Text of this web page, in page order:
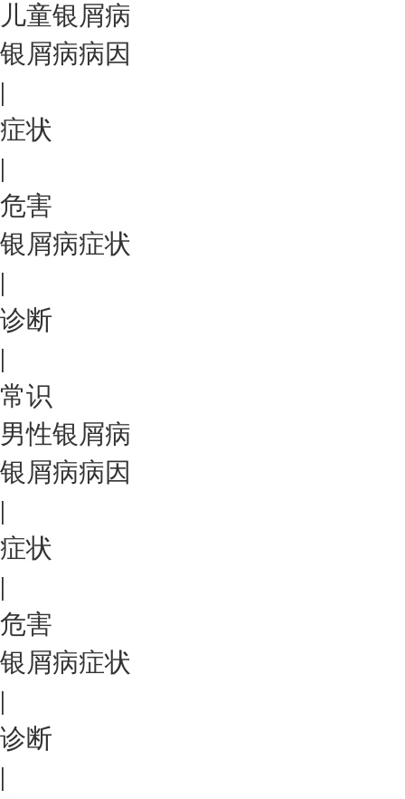
儿童银屑病
银屑病病因
|
症状
|
危害
银屑病症状
|
诊断
|
常识
男性银屑病
银屑病病因
|
症状
|
危害
银屑病症状
|
诊断
|